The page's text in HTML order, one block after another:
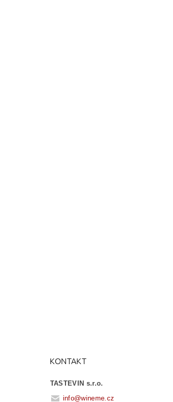
KONTAKT
TASTEVIN s.r.o.
info@wineme.cz